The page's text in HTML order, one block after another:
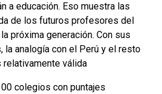
a educación. Eso muestra las
de los futuros profesores del
próxima generación. Con sus
la analogía con el Perú y el resto
relativamente válida
colegios con puntajes